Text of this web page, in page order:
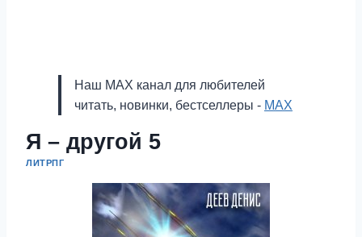
Наш MAX канал для любителей
читать, новинки, бестселлеры - MAX
Я – другой 5
ЛИТРПГ